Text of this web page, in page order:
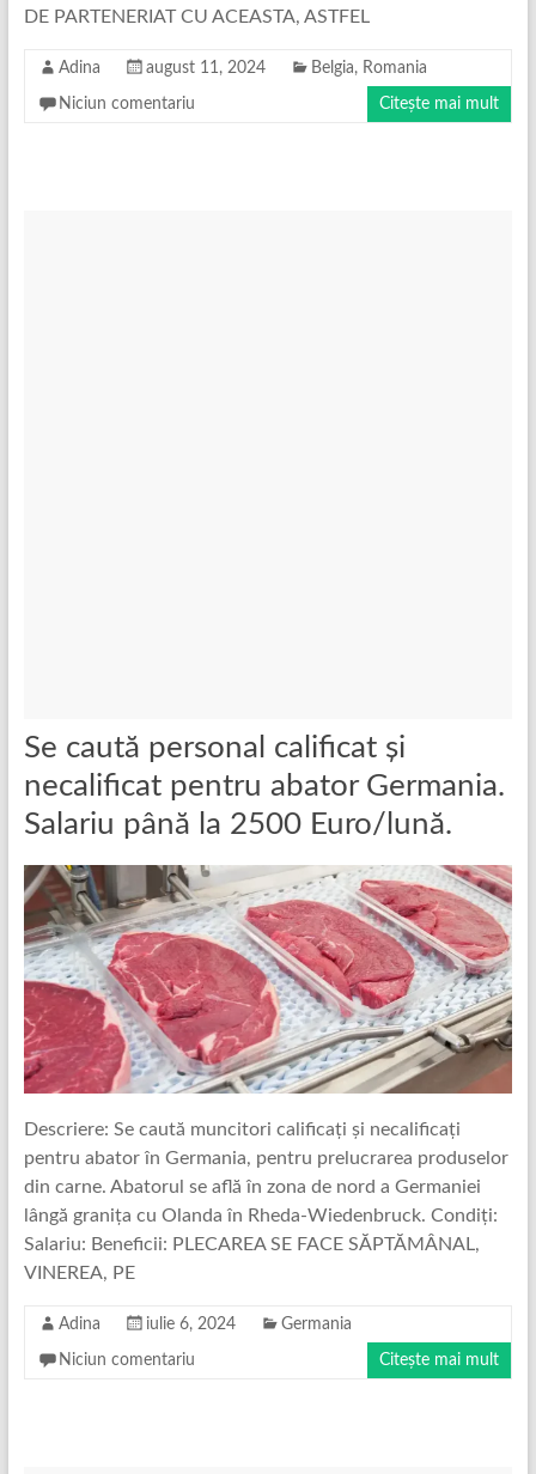
DE PARTENERIAT CU ACEASTA, ASTFEL
Adina august 11, 2024 Belgia, Romania
Niciun comentariu Citește mai mult
Se caută personal calificat și
necalificat pentru abator Germania.
Salariu până la 2500 Euro/lună.
Descriere: Se caută muncitori calificați și necalificați
pentru abator în Germania, pentru prelucrarea produselor
din carne. Abatorul se află în zona de nord a Germaniei
lângă granița cu Olanda în Rheda-Wiedenbruck. Condiți:
Salariu: Beneficii: PLECAREA SE FACE SĂPTĂMÂNAL,
VINEREA, PE
Adina iulie 6, 2024 Germania
Niciun comentariu Citește mai mult